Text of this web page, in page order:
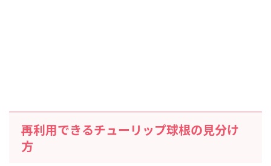
再利用できるチューリップ球根の見分け
方